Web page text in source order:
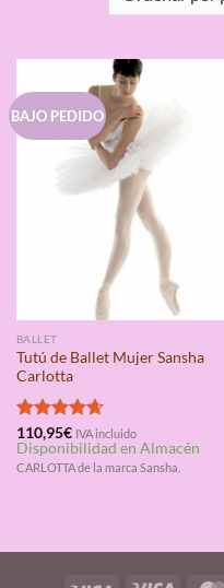
BAJO PEDIDO
BALLET
Tutú de Ballet Mujer Sansha
Carlotta
Valorado
con4.67
de 5
110,95€ IVA incluido
Disponibilidad en Almacén
CARLOTTA de la marca Sansha.